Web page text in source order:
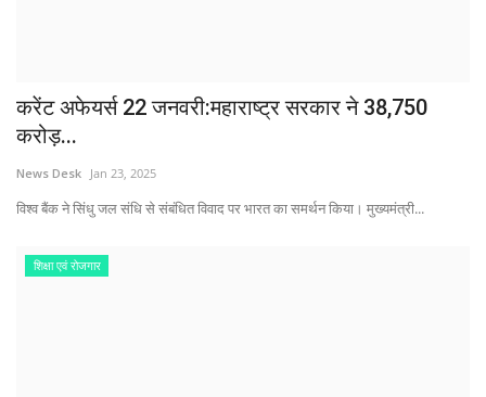
करेंट अफेयर्स 22 जनवरी:महाराष्ट्र सरकार ने 38,750
करोड़...
News Desk Jan 23, 2025
विश्व बैंक ने सिंधु जल संधि से संबंधित विवाद पर भारत का समर्थन किया। मुख्यमंत्री...
शिक्षा एवं रोजगार